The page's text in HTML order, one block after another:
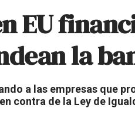
EU
la
a las empresas que
contra de la Ley de